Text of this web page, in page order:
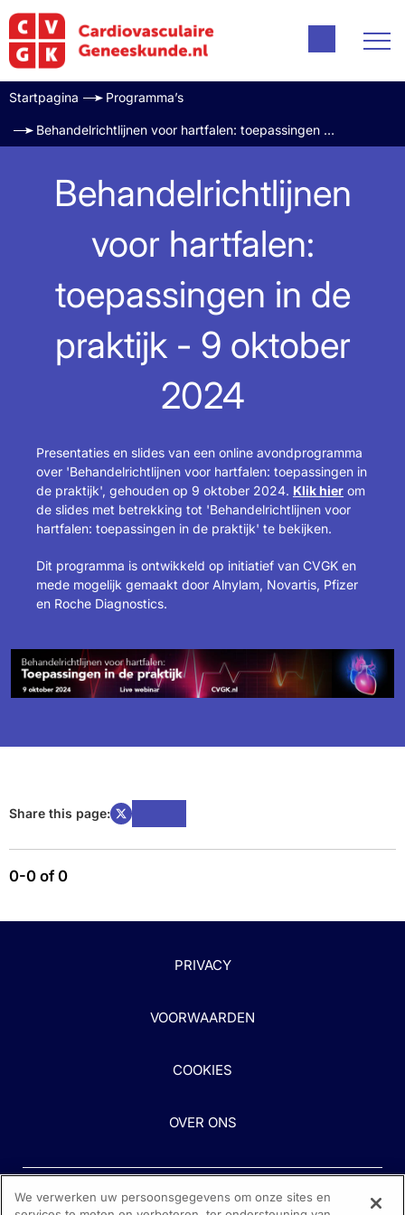
Startpagina Programma’s
Behandelrichtlijnen voor hartfalen: toepassingen in de praktijk - 9 oktober 2024
Behandelrichtlijnen
voor hartfalen:
toepassingen in de
praktijk - 9 oktober
2024
Presentaties en slides van een online avondprogramma
over 'Behandelrichtlijnen voor hartfalen: toepassingen in
de praktijk', gehouden op 9 oktober 2024. Klik hier om
de slides met betrekking tot 'Behandelrichtlijnen voor
hartfalen: toepassingen in de praktijk' te bekijken.
Dit programma is ontwikkeld op initiatief van CVGK en
mede mogelijk gemaakt door Alnylam, Novartis, Pfizer
en Roche Diagnostics.
Share this page:
0-0 of 0
PRIVACY
VOORWAARDEN
COOKIES
OVER ONS
We verwerken uw persoonsgegevens om onze sites en